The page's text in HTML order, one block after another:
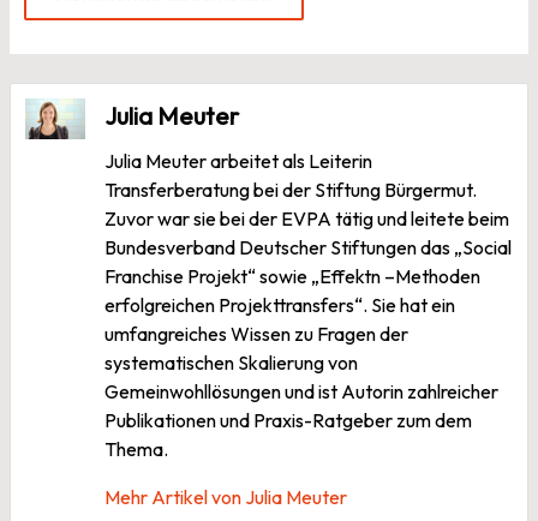
Julia Meuter
Julia Meuter arbeitet als Leiterin
Transferberatung bei der Stiftung Bürgermut.
Zuvor war sie bei der EVPA tätig und leitete beim
Bundesverband Deutscher Stiftungen das „Social
Franchise Projekt“ sowie „Effektn –Methoden
erfolgreichen Projekttransfers“. Sie hat ein
umfangreiches Wissen zu Fragen der
systematischen Skalierung von
Gemeinwohllösungen und ist Autorin zahlreicher
Publikationen und Praxis-Ratgeber zum dem
Thema.
Mehr Artikel von Julia Meuter